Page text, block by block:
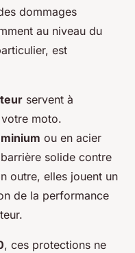
dommages
au niveau du
est
servent à
moto.
ou en acier
solide contre
outre, elles jouent un
de la performance
, ces protections ne